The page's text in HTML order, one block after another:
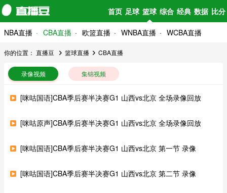
首页 足球 篮球 综合 经典 数据 比分
NBA直播 CBA直播 欧篮直播 WNBA直播 WCBA直播
你的位置： 直播豆 篮球直播 CBA直播
录像视频 集锦视频
[咪咕国语]CBA季后赛半决赛G1 山西vs北京 全场录像回放
[咪咕原声]CBA季后赛半决赛G1 山西vs北京 全场录像回放
[咪咕国语]CBA季后赛半决赛G1 山西vs北京 第一节 录像
[咪咕国语]CBA季后赛半决赛G1 山西vs北京 第二节 录像